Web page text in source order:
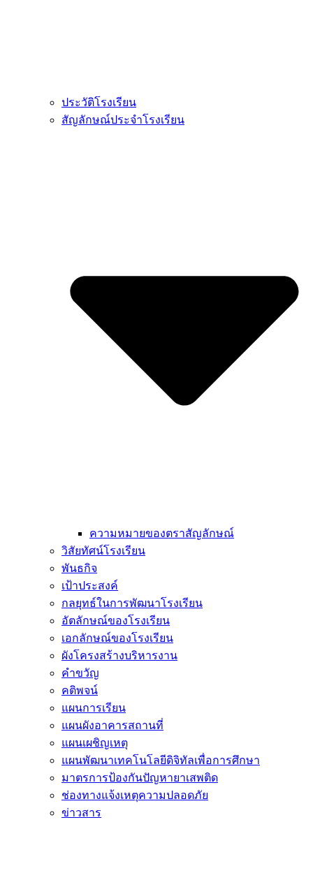
ประวัติโรงเรียน
สัญลักษณ์ประจำโรงเรียน
ความหมายของตราสัญลักษณ์
วิสัยทัศน์โรงเรียน
พันธกิจ
เป้าประสงค์
กลยุทธ์ในการพัฒนาโรงเรียน
อัตลักษณ์ของโรงเรียน
เอกลักษณ์ของโรงเรียน
ผังโครงสร้างบริหารงาน
คำขวัญ
คติพจน์
แผนการเรียน
แผนผังอาคารสถานที่
แผนเผชิญเหตุ
แผนพัฒนาเทคโนโลยีดิจิทัลเพื่อการศึกษา
มาตรการป้องกันปัญหายาเสพติด
ช่องทางแจ้งเหตุความปลอดภัย
ข่าวสาร